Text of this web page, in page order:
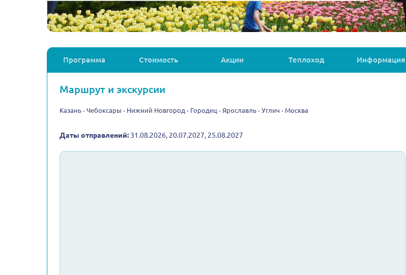
Программа Стоимость Акции Теплоход Информация
Маршрут и экскурсии
Казань - Чебоксары - Нижний Новгород - Городец - Ярославль - Углич - Москва
Даты отправлений: 31.08.2026, 20.07.2027, 25.08.2027